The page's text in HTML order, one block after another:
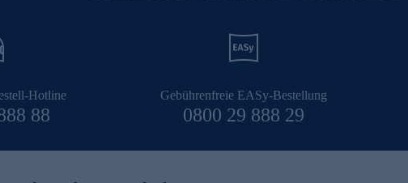
Hotline
88
Gebührenfreie EASy-Bestellung
0800 29 888 29